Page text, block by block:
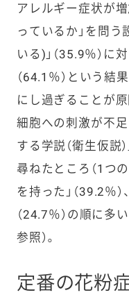
アレルギー症状が
っているか」を問う
いる)」（35.9％）に
（64.1％）という結
にし過ぎることが
細胞への刺激が不
する学説（衛生仮説
尋ねたところ（1つ
を持った」（39.2％
（24.7％）の順に多
参照）。
定番の花粉